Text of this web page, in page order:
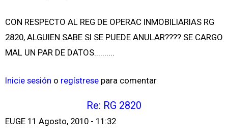
CON RESPECTO AL REG DE OPERAC INMOBILIARIAS RG
2820, ALGUIEN SABE SI SE PUEDE ANULAR???? SE CARGO
MAL UN PAR DE DATOS..........
Inicie sesión o regístrese para comentar
Re: RG 2820
EUGE 11 Agosto, 2010 - 11:32